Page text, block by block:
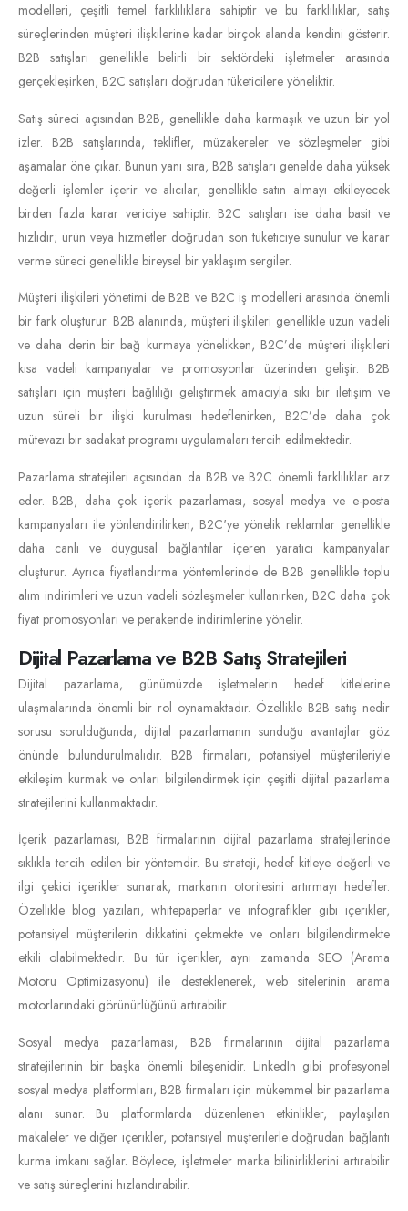
modelleri, çeşitli temel farklılıklara sahiptir ve bu farklılıklar, satış
süreçlerinden müşteri ilişkilerine kadar birçok alanda kendini gösterir.
B2B satışları genellikle belirli bir sektördeki işletmeler arasında
gerçekleşirken, B2C satışları doğrudan tüketicilere yöneliktir.
Satış süreci açısından B2B, genellikle daha karmaşık ve uzun bir yol
izler. B2B satışlarında, teklifler, müzakereler ve sözleşmeler gibi
aşamalar öne çıkar. Bunun yanı sıra, B2B satışları genelde daha yüksek
değerli işlemler içerir ve alıcılar, genellikle satın almayı etkileyecek
birden fazla karar vericiye sahiptir. B2C satışları ise daha basit ve
hızlıdır; ürün veya hizmetler doğrudan son tüketiciye sunulur ve karar
verme süreci genellikle bireysel bir yaklaşım sergiler.
Müşteri ilişkileri yönetimi de B2B ve B2C iş modelleri arasında önemli
bir fark oluşturur. B2B alanında, müşteri ilişkileri genellikle uzun vadeli
ve daha derin bir bağ kurmaya yönelikken, B2C’de müşteri ilişkileri
kısa vadeli kampanyalar ve promosyonlar üzerinden gelişir. B2B
satışları için müşteri bağlılığı geliştirmek amacıyla sıkı bir iletişim ve
uzun süreli bir ilişki kurulması hedeflenirken, B2C’de daha çok
mütevazı bir sadakat programı uygulamaları tercih edilmektedir.
Pazarlama stratejileri açısından da B2B ve B2C önemli farklılıklar arz
eder. B2B, daha çok içerik pazarlaması, sosyal medya ve e-posta
kampanyaları ile yönlendirilirken, B2C'ye yönelik reklamlar genellikle
daha canlı ve duygusal bağlantılar içeren yaratıcı kampanyalar
oluşturur. Ayrıca fiyatlandırma yöntemlerinde de B2B genellikle toplu
alım indirimleri ve uzun vadeli sözleşmeler kullanırken, B2C daha çok
fiyat promosyonları ve perakende indirimlerine yönelir.
Dijital Pazarlama ve B2B Satış Stratejileri
Dijital pazarlama, günümüzde işletmelerin hedef kitlelerine
ulaşmalarında önemli bir rol oynamaktadır. Özellikle B2B satış nedir
sorusu sorulduğunda, dijital pazarlamanın sunduğu avantajlar göz
önünde bulundurulmalıdır. B2B firmaları, potansiyel müşterileriyle
etkileşim kurmak ve onları bilgilendirmek için çeşitli dijital pazarlama
stratejilerini kullanmaktadır.
İçerik pazarlaması, B2B firmalarının dijital pazarlama stratejilerinde
sıklıkla tercih edilen bir yöntemdir. Bu strateji, hedef kitleye değerli ve
ilgi çekici içerikler sunarak, markanın otoritesini artırmayı hedefler.
Özellikle blog yazıları, whitepaperlar ve infografikler gibi içerikler,
potansiyel müşterilerin dikkatini çekmekte ve onları bilgilendirmekte
etkili olabilmektedir. Bu tür içerikler, aynı zamanda SEO (Arama
Motoru Optimizasyonu) ile desteklenerek, web sitelerinin arama
motorlarındaki görünürlüğünü artırabilir.
Sosyal medya pazarlaması, B2B firmalarının dijital pazarlama
stratejilerinin bir başka önemli bileşenidir. LinkedIn gibi profesyonel
sosyal medya platformları, B2B firmaları için mükemmel bir pazarlama
alanı sunar. Bu platformlarda düzenlenen etkinlikler, paylaşılan
makaleler ve diğer içerikler, potansiyel müşterilerle doğrudan bağlantı
kurma imkanı sağlar. Böylece, işletmeler marka bilinirliklerini artırabilir
ve satış süreçlerini hızlandırabilir.